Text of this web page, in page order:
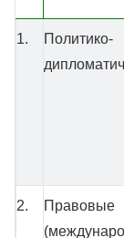
1.
Политико-
2.
Правовые